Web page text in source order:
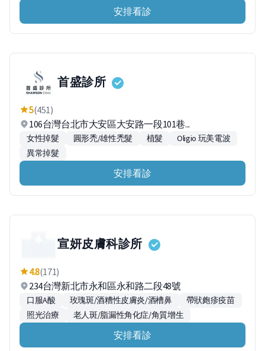
安排看診
首盛診所
5(451)
106台灣台北市大安區大安路一段101巷...
女性掉髮 圓形禿/雄性禿髮 植髮
Oligio 玩美電波
異常掉髮
安排看診
宣妍皮膚科診所
4.8(171)
234台灣新北市永和區永和路二段48號
口服A酸 玫瑰斑/酒糟性皮膚炎/酒槽鼻
帶狀皰疹疫苗
照光治療
老人斑/脂漏性角化症/角質增生
安排看診